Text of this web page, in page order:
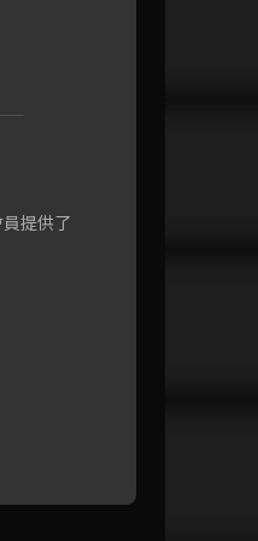
提供了